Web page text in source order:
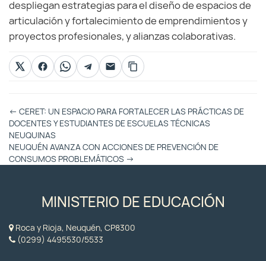
despliegan estrategias para el diseño de espacios de
articulación y fortalecimiento de emprendimientos y
proyectos profesionales, y alianzas colaborativas.
Otras
Entradas
← CERET: UN ESPACIO PARA FORTALECER LAS PRÁCTICAS DE
DOCENTES Y ESTUDIANTES DE ESCUELAS TÉCNICAS
NEUQUINAS
NEUQUÉN AVANZA CON ACCIONES DE PREVENCIÓN DE
CONSUMOS PROBLEMÁTICOS →
MINISTERIO DE EDUCACIÓN
Roca y Rioja, Neuquén, CP8300
(0299) 4495530/5533